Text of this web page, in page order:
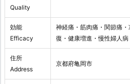
Quality
効能
Efficacy
神経痛・筋肉痛・関節痛
復・健康増進・慢性婦人
住所
Address
京都府亀岡市